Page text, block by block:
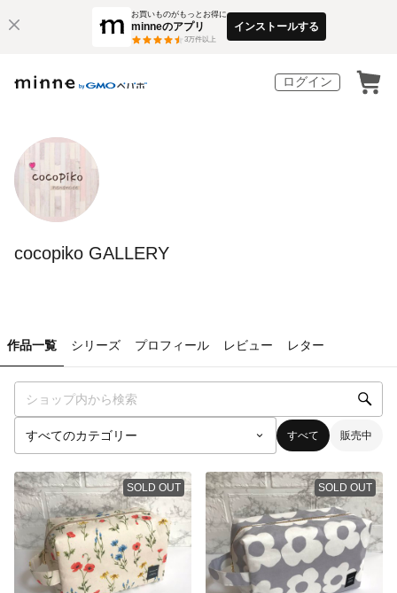
お買いものがもっとお得に
minneのアプリ
3万件以上
インストールする
ログイン
cocopiko GALLERY
作品一覧 シリーズ プロフィール レビュー レター
すべて 販売中
SOLD OUT SOLD OUT